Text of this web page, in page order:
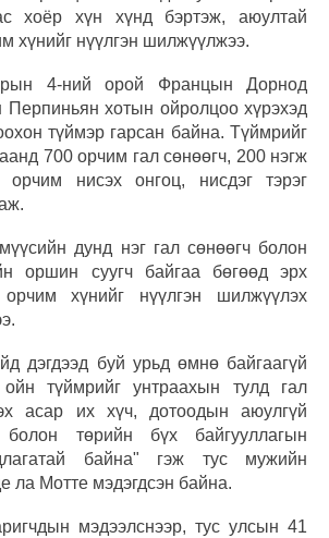
хоёр хүн хүнд бэртэж, аюултай
хүнийг нүүлгэн шилжүүлжээ.
4-ний орой Францын Дорнод
хотын ойролцоо хүрэхэд
түймэр гарсан байна. Түймрийг
700 орчим гал сөнөөгч, 200 нэгж
нисэх онгоц, нисдэг тэрэг
дунд нэг гал сөнөөгч болон
оршин суугч байгаа бөгөөд эрх
хүнийг нүүлгэн шилжүүлэх
дэгдээд буй урьд өмнө байгаагүй
түймрийг унтраахын тулд гал
асар их хүч, дотоодын аюулгүй
төрийн бүх байгууллагын
байна" гэж тус мужийн
ла Мотте мэдэгдсэн байна.
мэдээлснээр, тус улсын 41